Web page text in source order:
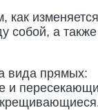
как
собой, а
вида прямых:
и